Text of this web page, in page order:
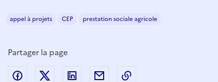
appel à projets CEP prestation sociale agricole
Partager la page
Partager sur Facebook
Partager sur Twitter
Partager sur LinkedIn
Partager par email